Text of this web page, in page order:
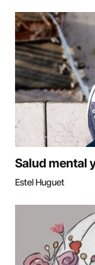
Salud mental
Estel Huguet